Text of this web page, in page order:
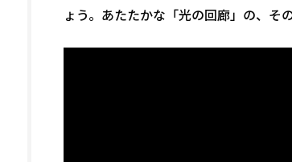
ょう。あたたかな「光の回廊」の、そ